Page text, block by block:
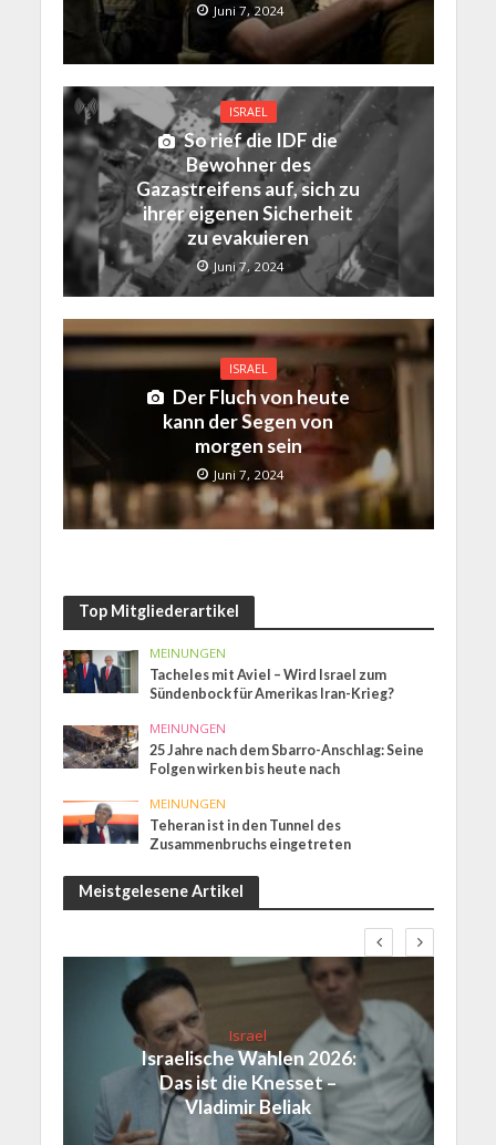
Juni 7, 2024
ISRAEL
So rief die IDF die
Bewohner des
Gazastreifens auf, sich zu
ihrer eigenen Sicherheit
zu evakuieren
Juni 7, 2024
ISRAEL
Der Fluch von heute
kann der Segen von
morgen sein
Juni 7, 2024
Top Mitgliederartikel
MEINUNGEN
Tacheles mit Aviel – Wird Israel zum
Sündenbock für Amerikas Iran-Krieg?
MEINUNGEN
25 Jahre nach dem Sbarro-Anschlag: Seine
Folgen wirken bis heute nach
MEINUNGEN
Teheran ist in den Tunnel des
Zusammenbruchs eingetreten
Meistgelesene Artikel
Israel
Israelische Wahlen 2026:
Das ist die Knesset –
Vladimir Beliak